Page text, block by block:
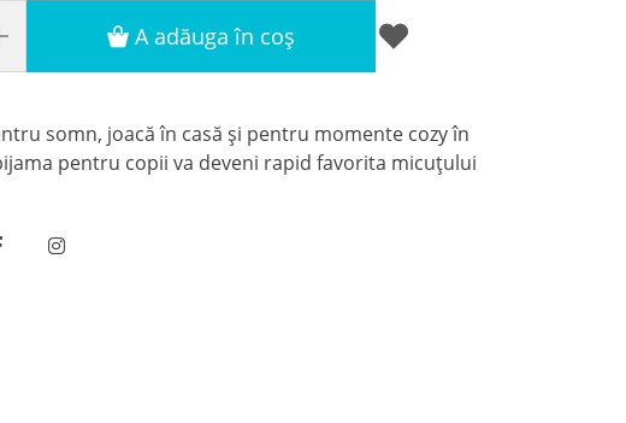
A adăuga în coș
somn, joacă în casă și pentru momente cozy în
pentru copii va deveni rapid favorita micuțului